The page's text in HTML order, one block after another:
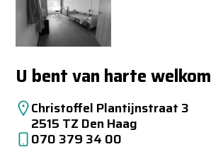
U bent van harte welkom
Christoffel Plantijnstraat 3
2515 TZ Den Haag
070 379 34 00